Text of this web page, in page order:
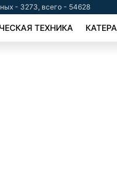
- 3273, всего - 54628
ТЕХНИКА КАТЕРА